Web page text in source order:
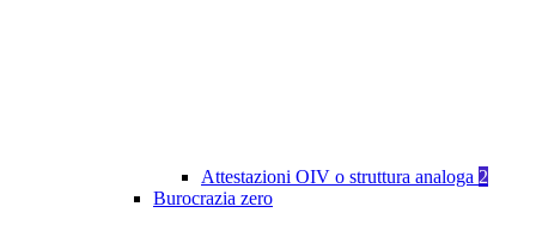
Attestazioni OIV o struttura analoga 2
Burocrazia zero